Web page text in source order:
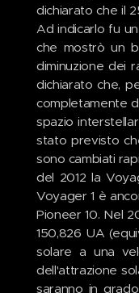
dichiarato che il
Ad indicarlo fu
che mostrò un
diminuzione dei
dichiarato che,
completamente
spazio
stato previsto
sono cambiati
del 2012 la
Voyager 1 è
Pioneer 10. Nel
150,826 UA
solare a una
dell'attrazione
saranno in